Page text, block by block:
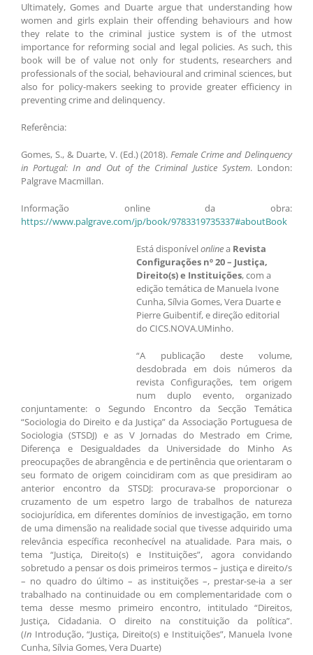
Ultimately, Gomes and Duarte argue that understanding how
women and girls explain their offending behaviours and how
they relate to the criminal justice system is of the utmost
importance for reforming social and legal policies. As such, this
book will be of value not only for students, researchers and
professionals of the social, behavioural and criminal sciences, but
also for policy-makers seeking to provide greater efficiency in
preventing crime and delinquency.
Referência:
Gomes, S., & Duarte, V. (Ed.) (2018).Female Crime and Delinquency
in Portugal: In and Out of the Criminal Justice System. London:
Palgrave Macmillan.
Informação online da obra:
https://www.palgrave.com/jp/book/9783319735337#aboutBook
Está disponívelonlinea Revista
Configurações nº 20 – Justiça,
Direito(s) e Instituições, com a
edição temática de Manuela Ivone
Cunha, Sílvia Gomes, Vera Duarte e
Pierre Guibentif, e direção editorial
do CICS.NOVA.UMinho.
“A publicação deste volume,
desdobrada em dois números da
revista Configurações, tem origem
num duplo evento, organizado
conjuntamente: o Segundo Encontro da Secção Temática
“Sociologia do Direito e da Justiça” da Associação Portuguesa de
Sociologia (STSDJ) e as V Jornadas do Mestrado em Crime,
Diferença e Desigualdades da Universidade do Minho As
preocupações de abrangência e de pertinência que orientaram o
seu formato de origem coincidiram com as que presidiram ao
anterior encontro da STSDJ: procurava-se proporcionar o
cruzamento de um espetro largo de trabalhos de natureza
sociojurídica, em diferentes domínios de investigação, em torno
de uma dimensão na realidade social que tivesse adquirido uma
relevância específica reconhecível na atualidade. Para mais, o
tema “Justiça, Direito(s) e Instituições”, agora convidando
sobretudo a pensar os dois primeiros termos – justiça e direito/s
– no quadro do último – as instituições –, prestar-se-ia a ser
trabalhado na continuidade ou em complementaridade com o
tema desse mesmo primeiro encontro, intitulado “Direitos,
Justiça, Cidadania. O direito na constituição da política”.
(In Introdução, “Justiça, Direito(s) e Instituições”, Manuela Ivone
Cunha, Sílvia Gomes, Vera Duarte)